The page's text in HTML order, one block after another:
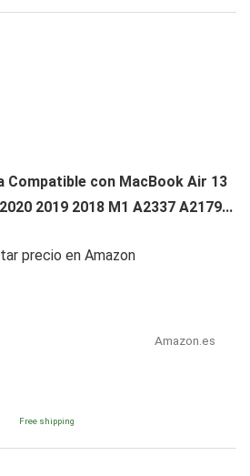
Compatible con MacBook Air 13
2019 2018 M1 A2337 A2179...
precio en Amazon
Amazon.es
Free shipping